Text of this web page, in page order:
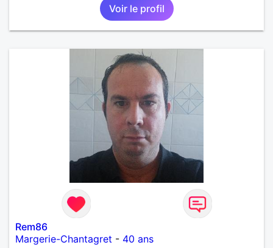
Voir le profil
Rem86
Margerie-Chantagret - 40 ans